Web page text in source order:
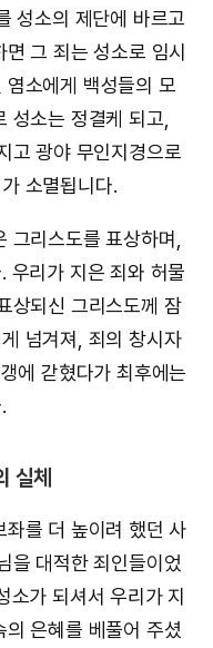
성소의 제단에 바르고
그 죄는 성소로 임시
소에게 백성들의 모
성소는 정결케 되고,
고 광야 무인지경으로
소멸됩니다.
리스도를 표상하며,
우리가 지은 죄와 허물
상되신 그리스도께 잠
넘겨져, 죄의 창시자
에 갇혔다가 최후에는
실체
를 더 높이려 했던 사
을 대적한 죄인들이었
소가 되셔서 우리가 지
은혜를 베풀어 주셨